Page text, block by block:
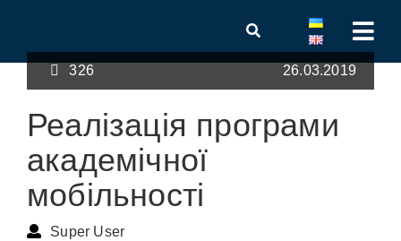
326 26.03.2019
Реалізація програми
академічної
мобільності
Super User